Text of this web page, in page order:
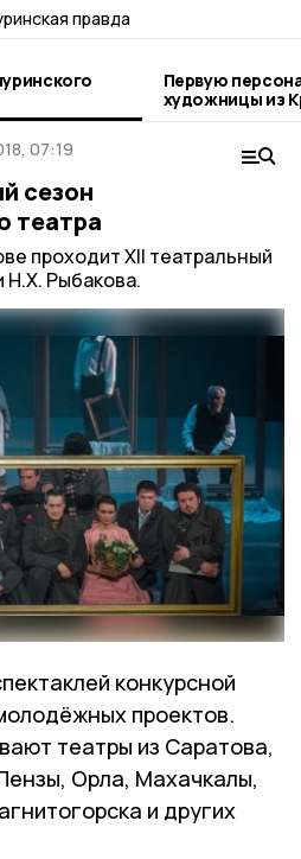
Первую
художницы из
Мичуринске
07:19
сезон
театра
проходит XII театральный
Н.Х. Рыбакова.
конкурсной
проектов.
театры из Саратова,
Орла, Махачкалы,
и других